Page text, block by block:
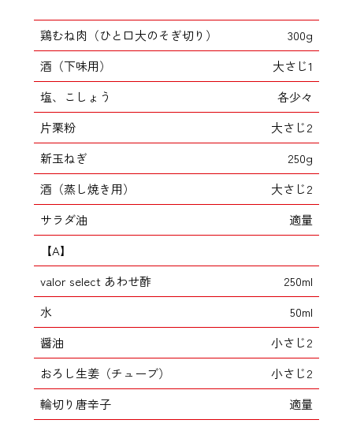
鶏むね肉（ひと口大のそぎ切り）
300g
酒（下味用）
大さじ1
塩、こしょう
各少々
片栗粉
大さじ2
新玉ねぎ
250g
酒（蒸し焼き用）
大さじ2
サラダ油
適量
【A】
valor select あわせ酢
250ml
水
50ml
醤油
小さじ2
おろし生姜（チューブ）
小さじ2
輪切り唐辛子
適量